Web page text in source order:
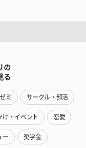
の
る
ミ サークル・部活
け・イベント 恋愛
ー 奨学金